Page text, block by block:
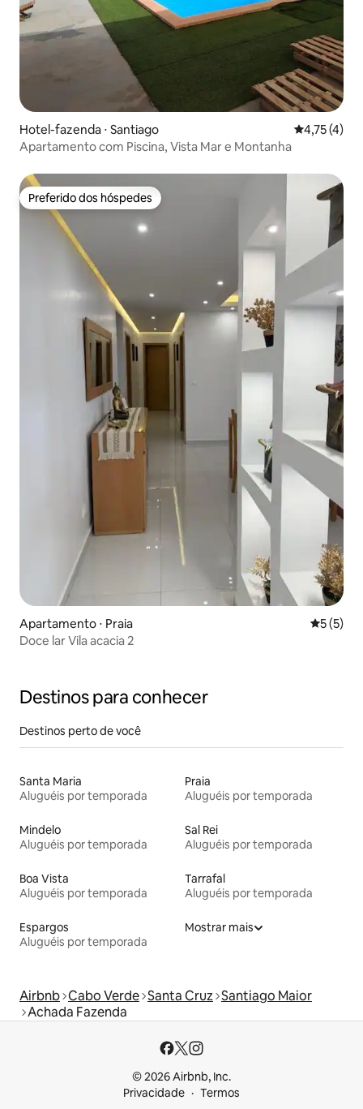
Hotel-fazenda ⋅ Santiago 4,75 de
4,75 (4)
Apartamento com Piscina, Vista Mar e Montanha
Preferido dos hóspedes
Preferido dos hóspedes
Apartamento ⋅ Praia 5 de
5 (5)
Doce lar Vila acacia 2
Destinos para conhecer
Destinos perto de você
Santa Maria
Aluguéis por temporada
Praia
Aluguéis por temporada
Mindelo
Aluguéis por temporada
Sal Rei
Aluguéis por temporada
Boa Vista
Aluguéis por temporada
Tarrafal
Aluguéis por temporada
Espargos
Aluguéis por temporada
Mostrar mais
Airbnb Cabo Verde Santa Cruz Santiago Maior
Achada Fazenda
© 2026 Airbnb, Inc.
Privacidade
Termos